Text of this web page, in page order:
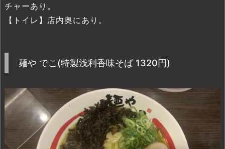
チャーあり。
【トイレ】店内奥にあり。
麺や でこ(特製浅利香味そば 1320円)